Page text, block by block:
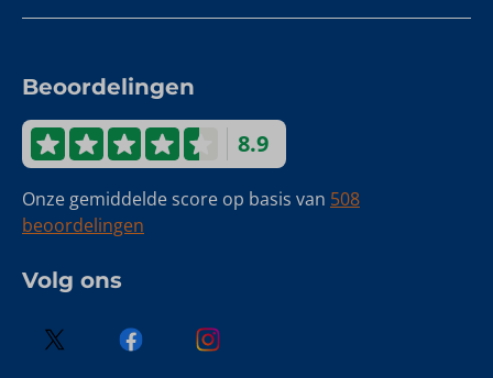
Beoordelingen
8.9
Onze gemiddelde score op basis van 508
beoordelingen
Volg ons